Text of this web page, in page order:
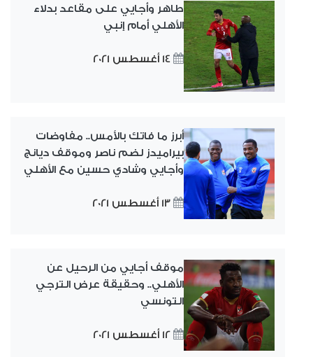
طاهر وأجايي على مقاعد بدلاء
الأهلي أمام إنبي
14 أغسطس 2021
أبرز ما فاتك بالأمس.. مفاوضات
بيراميدز لضم ناصر وموقف ديانج
وأجايي وشادي حسين مع الأهلي
13 أغسطس 2021
موقف أجايي من الرحيل عن
الأهلي.. وحقيقة عرض الترجي
التونسي
12 أغسطس 2021